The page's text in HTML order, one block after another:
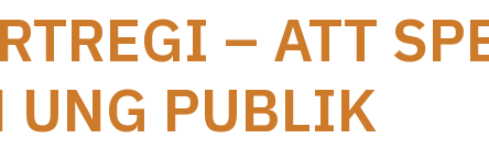
– ATT
UNG PUBLIK